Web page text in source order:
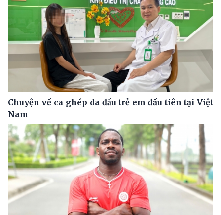
Chuyện về ca ghép da đầu trẻ em đầu tiên tại Việt
Nam